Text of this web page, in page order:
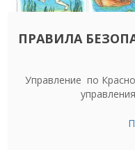
ПРАВИЛА
Управление по